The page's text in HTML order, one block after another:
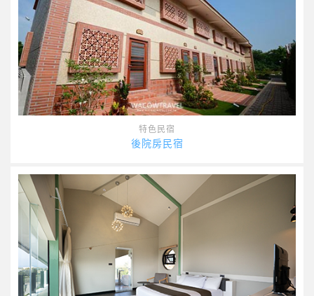
特色民宿
後院房民宿